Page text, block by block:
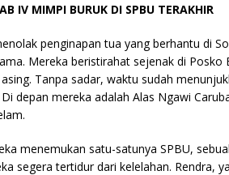
IV MIMPI BURUK DI SPBU TERAKHIR
penginapan tua yang berhantu di
Mereka beristirahat sejenak di Posko
Tanpa sadar, waktu sudah
depan mereka adalah Alas Ngawi
menemukan satu-satunya SPBU,
segera tertidur dari kelelahan. Rendra,